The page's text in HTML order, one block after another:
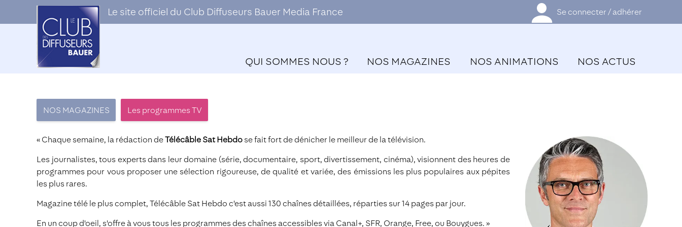
Le site officiel du Club Diffuseurs Bauer Media France Se connecter / adhérer
QUI SOMMES NOUS ? NOS MAGAZINES NOS ANIMATIONS NOS ACTUS
NOS MAGAZINES Les programmes TV
« Chaque semaine, la rédaction deTélécâble Sat Hebdo se fait fort de dénicher le meilleur de la télévision.
Les journalistes, tous experts dans leur domaine (série, documentaire, sport, divertissement, cinéma), visionnent des heures de
programmes pour vous proposer une sélection rigoureuse, de qualité et variée, des émissions les plus populaires aux pépites
les plus rares.
Magazine télé le plus complet, Télécâble Sat Hebdo c'est aussi 130 chaînes détaillées, réparties sur 14 pages par jour.
En un coup d'oeil, s'offre à vous tous les programmes des chaînes accessibles via Canal+, SFR, Orange, Free, ou Bouygues. »